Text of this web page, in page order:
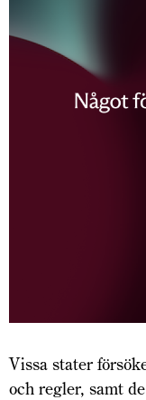
Vissa stater
och regler, samt